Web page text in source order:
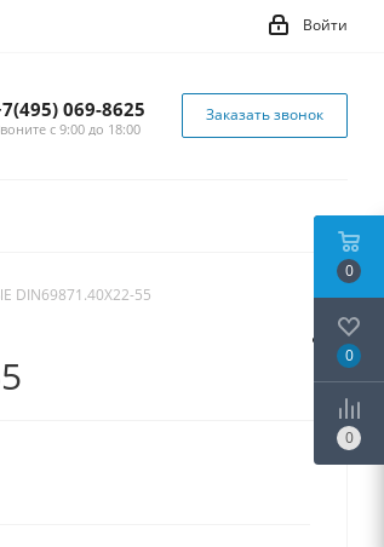
Войти
069-8625
с 9:00 до 18:00
Заказать звонок
55
0
0
0